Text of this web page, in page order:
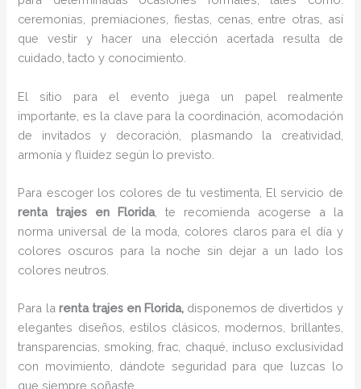
ceremonias, premiaciones, fiestas, cenas, entre otras, así
que vestir y hacer una elección acertada resulta de
cuidado, tacto y conocimiento.
El sitio para el evento juega un papel realmente
importante, es la clave para la coordinación, acomodación
de invitados y decoración, plasmando la creatividad,
armonía y fluidez según lo previsto.
Para escoger los colores de tu vestimenta, El servicio de
renta trajes en Florida, te recomienda acogerse a la
norma universal de la moda, colores claros para el día y
colores oscuros para la noche sin dejar a un lado los
colores neutros.
Para la renta trajes en Florida, disponemos de divertidos y
elegantes diseños, estilos clásicos, modernos, brillantes,
transparencias, smoking, frac, chaqué, incluso exclusividad
con movimiento, dándote seguridad para que luzcas lo
que siempre soñaste.